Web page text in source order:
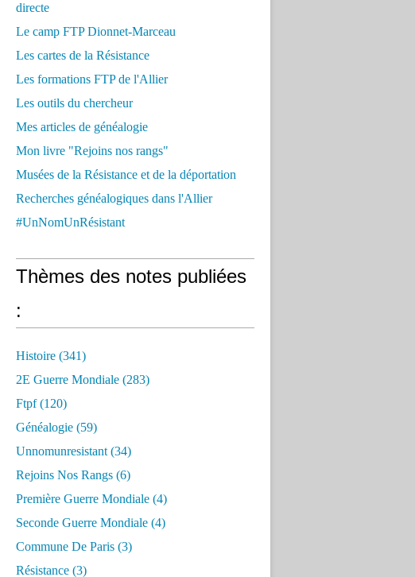
directe
Le camp FTP Dionnet-Marceau
Les cartes de la Résistance
Les formations FTP de l'Allier
Les outils du chercheur
Mes articles de généalogie
Mon livre "Rejoins nos rangs"
Musées de la Résistance et de la déportation
Recherches généalogiques dans l'Allier
#UnNomUnRésistant
Thèmes des notes publiées
:
Histoire (341)
2E Guerre Mondiale (283)
Ftpf (120)
Généalogie (59)
Unnomunresistant (34)
Rejoins Nos Rangs (6)
Première Guerre Mondiale (4)
Seconde Guerre Mondiale (4)
Commune De Paris (3)
Résistance (3)